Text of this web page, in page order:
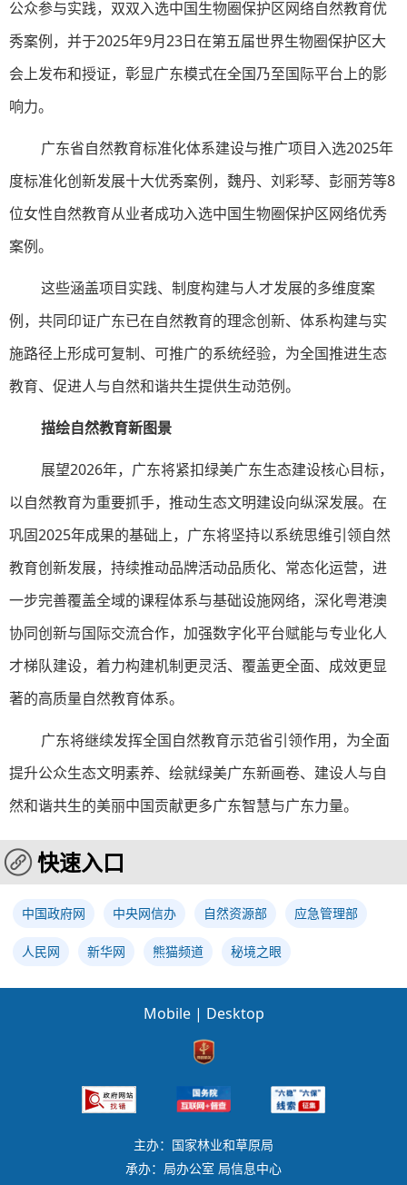
公众参与实践，双双入选中国生物圈保护区网络自然教育优
秀案例，并于2025年9月23日在第五届世界生物圈保护区大
会上发布和授证，彰显广东模式在全国乃至国际平台上的影
响力。
广东省自然教育标准化体系建设与推广项目入选2025年
度标准化创新发展十大优秀案例，魏丹、刘彩琴、彭丽芳等8
位女性自然教育从业者成功入选中国生物圈保护区网络优秀
案例。
这些涵盖项目实践、制度构建与人才发展的多维度案
例，共同印证广东已在自然教育的理念创新、体系构建与实
施路径上形成可复制、可推广的系统经验，为全国推进生态
教育、促进人与自然和谐共生提供生动范例。
描绘自然教育新图景
展望2026年，广东将紧扣绿美广东生态建设核心目标，
以自然教育为重要抓手，推动生态文明建设向纵深发展。在
巩固2025年成果的基础上，广东将坚持以系统思维引领自然
教育创新发展，持续推动品牌活动品质化、常态化运营，进
一步完善覆盖全域的课程体系与基础设施网络，深化粤港澳
协同创新与国际交流合作，加强数字化平台赋能与专业化人
才梯队建设，着力构建机制更灵活、覆盖更全面、成效更显
著的高质量自然教育体系。
广东将继续发挥全国自然教育示范省引领作用，为全面
提升公众生态文明素养、绘就绿美广东新画卷、建设人与自
然和谐共生的美丽中国贡献更多广东智慧与广东力量。
快速入口
中国政府网 中央网信办 自然资源部 应急管理部
人民网 新华网 熊猫频道 秘境之眼
Mobile | Desktop
主办：国家林业和草原局
承办：局办公室 局信息中心